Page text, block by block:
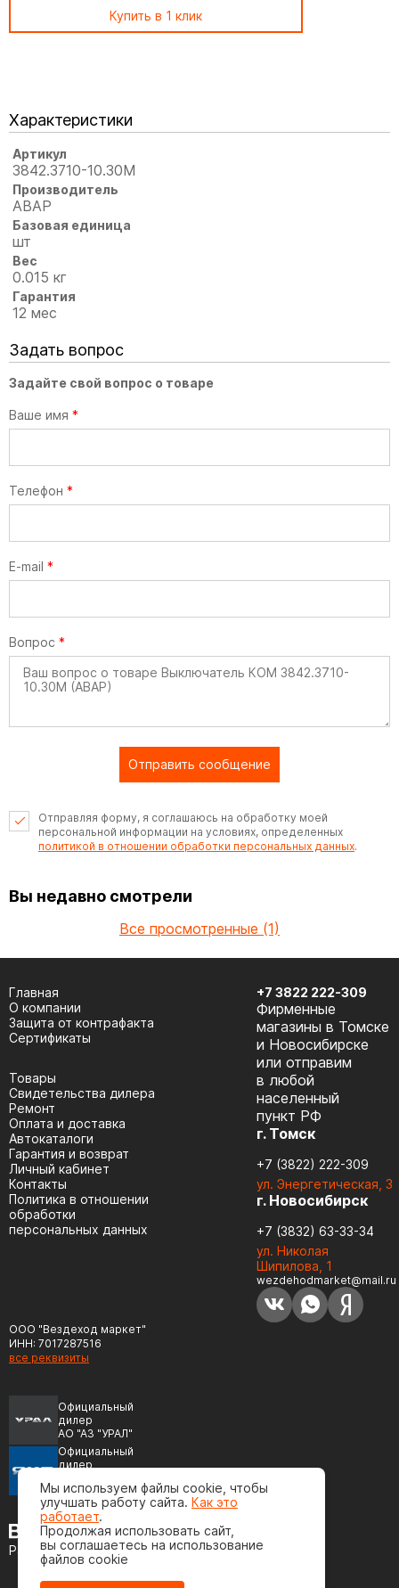
Купить в 1 клик
Характеристики
Артикул
3842.3710-10.30М
Производитель
АВАР
Базовая единица
шт
Вес
0.015 кг
Гарантия
12 мес
Задать вопрос
Задайте свой вопрос о товаре
Ваше имя *
Телефон *
E-mail *
Вопрос *
Отправить сообщение
Отправляя форму, я соглашаюсь на обработку моей
персональной информации на условиях, определенных
политикой в отношении обработки персональных данных.
Вы недавно смотрели
Все просмотренные (1)
ООО "Вездеход маркет"
ИНН: 7017287516
все реквизиты
Официальный
дилер
АО "АЗ "УРАЛ"
Официальный
дилер
(ЯМЗ)
Разработка сайта
Главная
О компании
Защита от контрафакта
Сертификаты
Товары
Cвидетельства дилера
Ремонт
Оплата и доставка
Автокаталоги
Гарантия и возврат
Личный кабинет
Контакты
Политика в отношении
обработки
персональных данных
+7 3822 222-309
Фирменные
магазины в Томске
и Новосибирске
или отправим
в любой
населенный
пункт РФ
г. Томск
+7 (3822) 222-309
ул. Энергетическая, 3
г. Новосибирск
+7 (3832) 63-33-34
ул. Николая
Шипилова, 1
wezdehodmarket@mail.ru
Мы используем файлы cookie, чтобы
улучшать работу сайта. Как это
работает.
Продолжая использовать сайт,
вы соглашаетесь на использование
файлов cookie